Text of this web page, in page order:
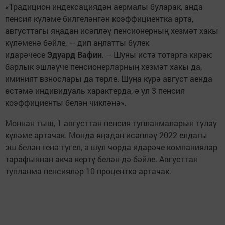
«Традицион индексациядән аермалы буларак, анда
пенсия күләме билгеләнгән коэффициентка арта,
августтагы яңадан исәпләү пенсионерның хезмәт хакы
күләменә бәйле, — дип аңлатты бүлек
идарәчесе Эдуард Вафин. – Шуны истә тотарга кирәк:
барлык эшләүче пенсионерларның хезмәт хакы да,
иминият взнослары да төрле. Шуңа күрә август аенда
өстәмә индивидуаль характерда, ә ул 3 пенсия
коэффициенты белән чикләнә».
Моннан тыш, 1 августтан пенсия тупланмаларын түләү
күләме артачак. Монда яңадан исәпләү 2022 елдагы
эш белән генә түгел, ә шул чорда идарәче компанияләр
тарафыннан акча кертү белән дә бәйле. Августтан
тупланма пенсияләр 10 процентка артачак.